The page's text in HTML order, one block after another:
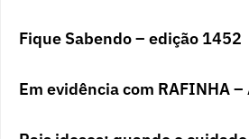
Fique Sabendo – edição 1452
Em evidência com RAFINHA